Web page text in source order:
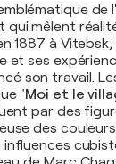
de
mêlent
1887 à Vitebsk,
et ses
son travail.
"Moi et le
par des
des